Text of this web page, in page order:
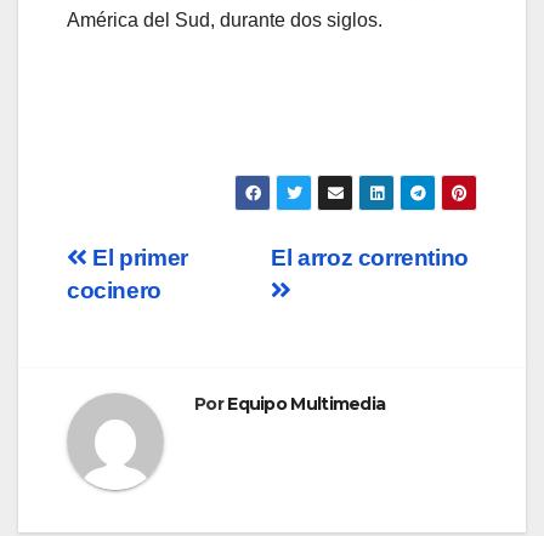
América del Sud, durante dos siglos.
NavegaciónEl arroz correntino
El primer
cocinero
PorEquipo Multimedia